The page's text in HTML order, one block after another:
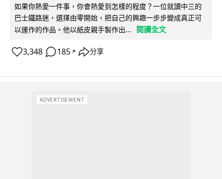
如果你熱愛一件事，你會熱愛到怎樣的程度？一位就讀中三的
巴士鐵路迷，選擇由零開始，把自己的興趣一步步變成真正可
以運作的作品。他以紙皮親手製作出...
閱讀全文
3,348 185 ↗ 分享
ADVERTISEMENT